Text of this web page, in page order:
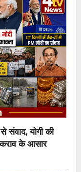
संवाद, योगी की
के आसार